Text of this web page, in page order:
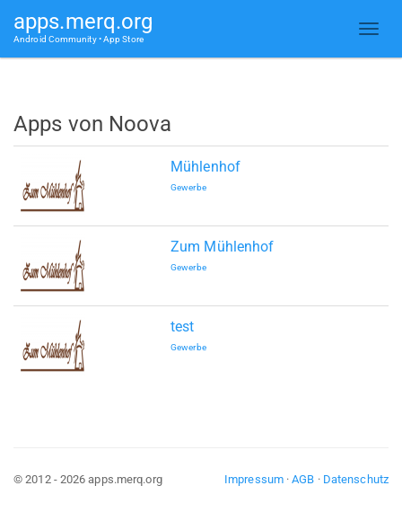
apps.merq.org
Android Community • App Store
Apps von Noova
Mühlenhof
Gewerbe
Zum Mühlenhof
Gewerbe
test
Gewerbe
Impressum·AGB · Datenschutz
© 2012 - 2026 apps.merq.org